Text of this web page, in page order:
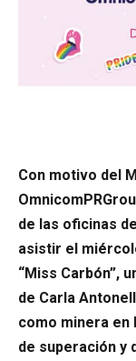
Con motivo del
de las oficinas
asistir el
“Miss Carbón”,
de Carla
como minera en
de superación y